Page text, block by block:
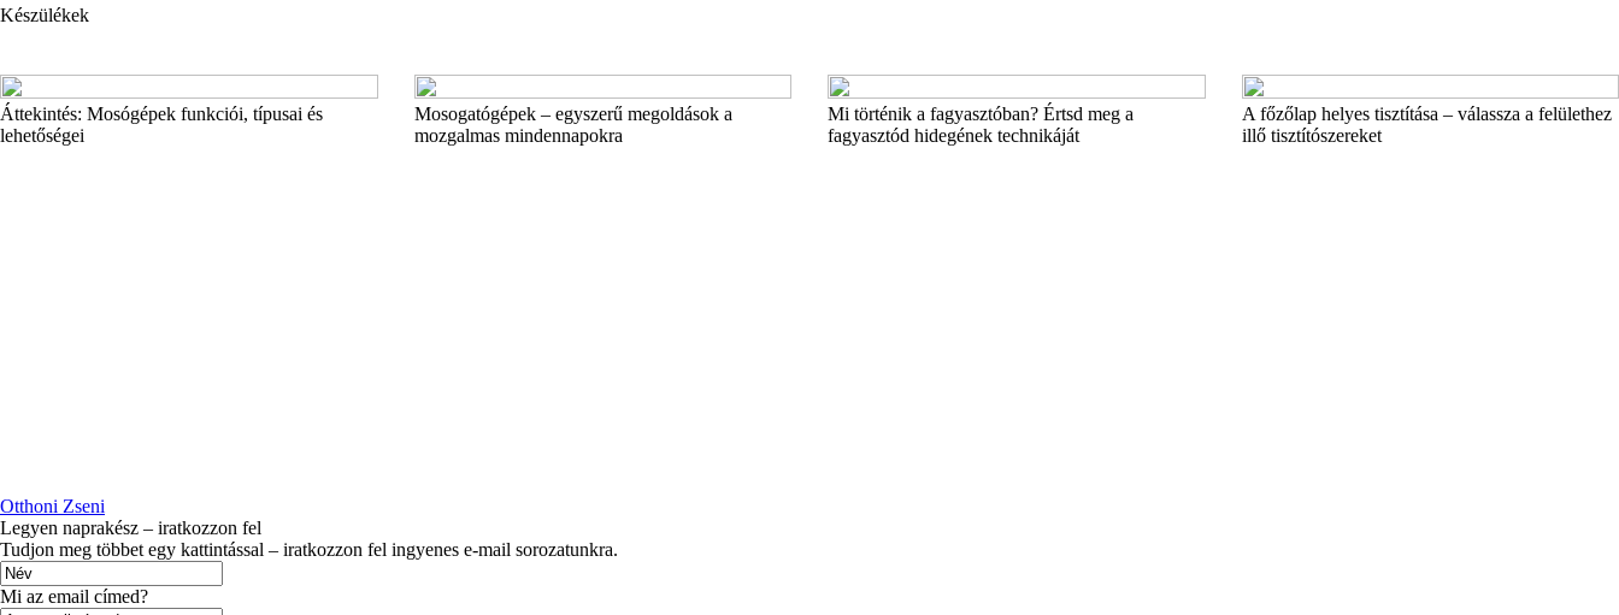
Készülékek
Áttekintés: Mosógépek funkciói, típusai és
lehetőségei
Mosogatógépek – egyszerű megoldások a
mozgalmas mindennapokra
Mi történik a fagyasztóban? Értsd meg a
fagyasztód hidegének technikáját
A főzőlap helyes tisztítása – válassza a felülethez
illő tisztítószereket
Otthoni Zseni
Legyen naprakész – iratkozzon fel
Tudjon meg többet egy kattintással – iratkozzon fel ingyenes e-mail sorozatunkra.
Mi az email címed?